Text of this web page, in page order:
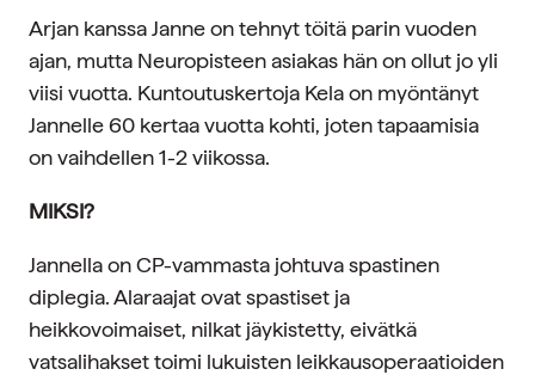
Arjan kanssa Janne on tehnyt töitä parin vuoden
ajan, mutta Neuropisteen asiakas hän on ollut jo yli
viisi vuotta. Kuntoutuskertoja Kela on myöntänyt
Jannelle 60 kertaa vuotta kohti, joten tapaamisia
on vaihdellen 1-2 viikossa.
MIKSI?
Jannella on CP-vammasta johtuva spastinen
diplegia. Alaraajat ovat spastiset ja
heikkovoimaiset, nilkat jäykistetty, eivätkä
vatsalihakset toimi lukuisten leikkausoperaatioiden